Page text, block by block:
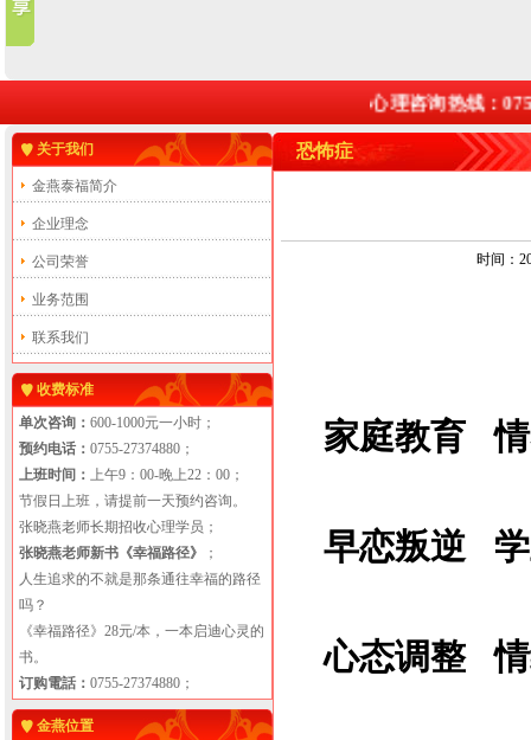
心理咨询热线：
关于我们
金燕泰福简介
企业理念
公司荣誉
业务范围
联系我们
收费标准
单次咨询： 600-1000元一小时；
预约电话： 0755-27374880；
上班时间： 上午9：00-晚上22：00；
节假日上班，请提前一天预约咨询。
张晓燕老师长期招收心理学员；
张晓燕老师新书《幸福路径》
；
人生追求的不就是那条通往幸福的路径
吗？
《幸福路径》28元/本，一本启迪心灵的
书。
订购電話： 0755-27374880；
金燕位置
恐怖症
时间：
家庭教育
早恋叛逆
心态调整